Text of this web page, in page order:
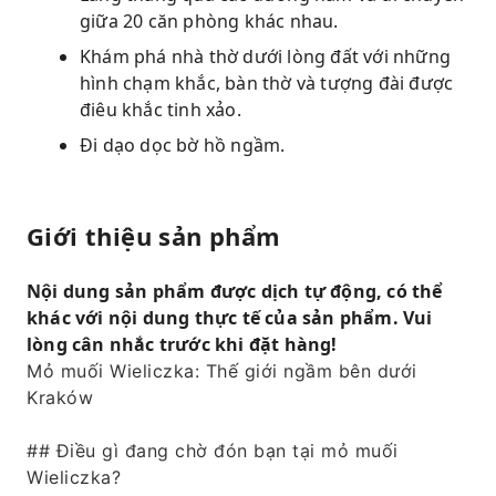
giữa 20 căn phòng khác nhau.
Khám phá nhà thờ dưới lòng đất với những
hình chạm khắc, bàn thờ và tượng đài được
điêu khắc tinh xảo.
Đi dạo dọc bờ hồ ngầm.
Giới thiệu sản phẩm
Nội dung sản phẩm được dịch tự động, có thể
khác với nội dung thực tế của sản phẩm. Vui
lòng cân nhắc trước khi đặt hàng!
Mỏ muối Wieliczka: Thế giới ngầm bên dưới
Kraków
## Điều gì đang chờ đón bạn tại mỏ muối
Wieliczka?